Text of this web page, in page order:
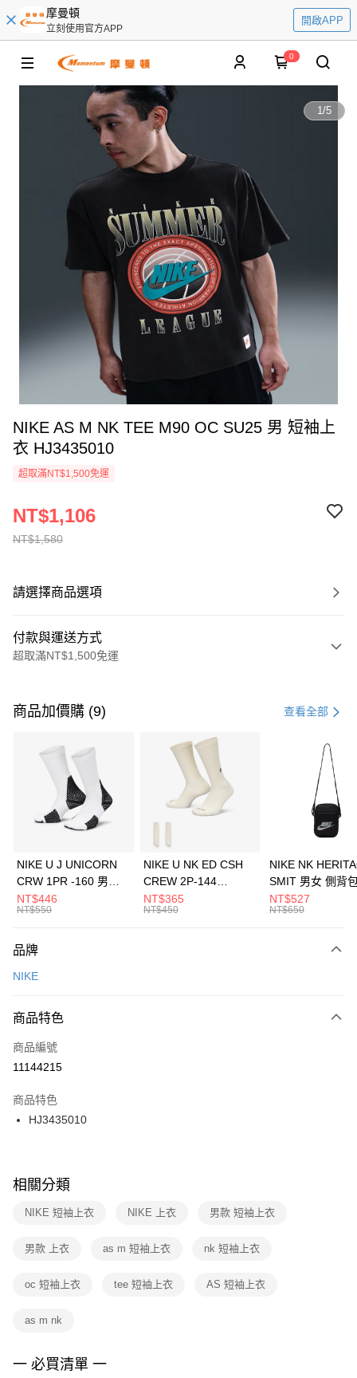
摩曼頓
立刻使用官方APP
開啟APP
0
1/5
NIKE AS M NK TEE M90 OC SU25 男 短袖上
衣 HJ3435010
超取滿NT$1,500免運
NT$1,580
NT$1,106
請選擇商品選項
付款與運送方式
超取滿NT$1,500免運
信用卡一次付款
3 期 0 利率 每期 21家銀行
合作金庫商業銀行
第一商業銀行
華南商業銀行
彰化商業銀行
上海商業儲蓄銀行
元大商業銀行
台灣樂天信用卡公司
Apple Pay
全盈+PAY
AFTEE先享後付
【關於「AFTEE先享後付」】
便利好安心！
３．安心：先確認商品／服務後，再付款。
【「AFTEE先享後付」結帳流程】
１．於結帳方式選擇「AFTEE先享後付」後，將跳轉至「AFTEE先享後付」
２．訂單成立數日內，您將收到繳費通知簡訊。
３．收到繳費通知簡訊後14天內，點擊此簡訊中的連結，可透過四大超商／
ATM／網路銀行／等多元方式進行付款，方視為交易完成。
※ 交易是否成功請以「AFTEE先享後付 」之結帳頁面顯示為準，若有關於
是否繳費成功／繳費後需取消欲退款等相關疑問，請聯繫「AFTEE先享後付
客戶支援中心」https://netprotections.freshdesk.com/support/home
１．透過由恩沛科技股份有限公司提供之「AFTEE先享後付」服務完成之交
權轉讓予恩沛科技股份有限公司。
３．未成年的使用者請事先徵得法定代理人或監護人之同意方可使用
４．使用「AFTEE先享後付」時，將依據個別帳號之用戶狀況，依本公司即
運送方式
每筆NT$100，滿NT$1,500(含以上)免運費
宅配
每筆NT$100，滿NT$1,500(含以上)免運費
付款後門市自取
每筆NT$100，滿NT$1,500(含以上)免運費
商品加價購 (9) 查看全部
NIKE U J UNICORN
CRW 1PR -160 男女
中統襪 FZ3393100
NT$446
NT$550
NIKE U NK ED CSH
CREW 2P-144
EMBRDY 男女 短統襪
FZ3073133
NT$365
NT$450
NIKE NK
SMIT 男女 側背
BA5871010
NT$527
NT$650
品牌
NIKE
商品特色
商品編號
11144215
商品特色
HJ3435010
相關分類
NIKE 短袖上衣 NIKE 上衣 男款 短袖上衣
男款 上衣 as m 短袖上衣 nk 短袖上衣
oc 短袖上衣 tee 短袖上衣 AS 短袖上衣
as m nk
一 必買清單 一